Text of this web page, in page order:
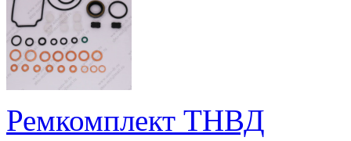
Ремкомплект ТНВД